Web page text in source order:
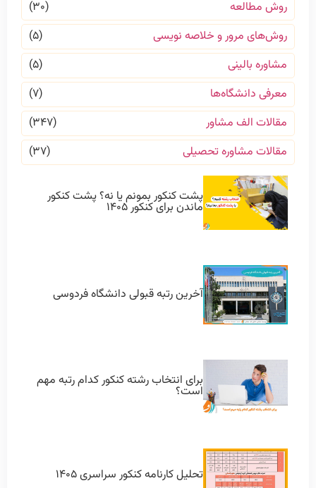
روش مطالعه
(۳۰)
روش‌های مرور و خلاصه نویسی
(۵)
مشاوره بالینی
(۵)
معرفی دانشگاه‌ها
(۷)
مقالات الف مشاور
(۳۴۷)
مقالات مشاوره تحصیلی
(۳۷)
پشت کنکور بمونم یا نه؟ پشت کنکور
ماندن برای کنکور ۱۴۰۵
آخرین رتبه قبولی دانشگاه فردوسی
برای انتخاب رشته کنکور کدام رتبه مهم
است؟
تحلیل کارنامه کنکور سراسری ۱۴۰۵